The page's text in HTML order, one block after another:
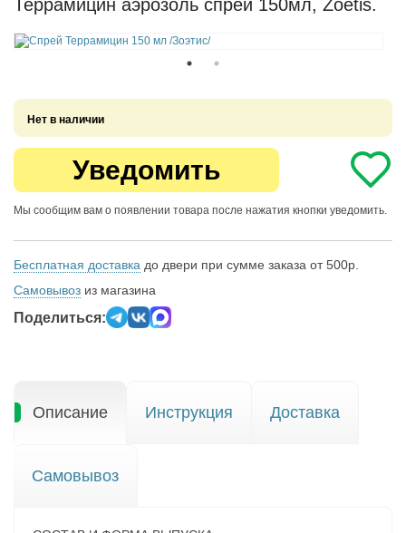
Террамицин аэрозоль спрей 150мл, Zoetis.
Нет в наличии
Уведомить
Мы сообщим вам о появлении товара после нажатия кнопки уведомить.
Бесплатная доставка до двери при сумме заказа от 500р.
Самовывоз из магазина
Поделиться:
Описание Инструкция Доставка
Самовывоз